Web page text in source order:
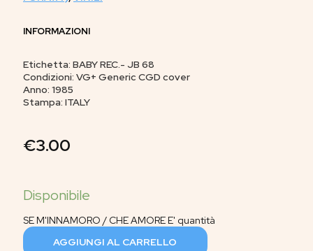
INFORMAZIONI
Etichetta: BABY REC.- JB 68
Condizioni: VG+ Generic CGD cover
Anno: 1985
Stampa: ITALY
€3.00
SE M'INNAMORO / CHE AMORE E' quantità
AGGIUNGI AL CARRELLO